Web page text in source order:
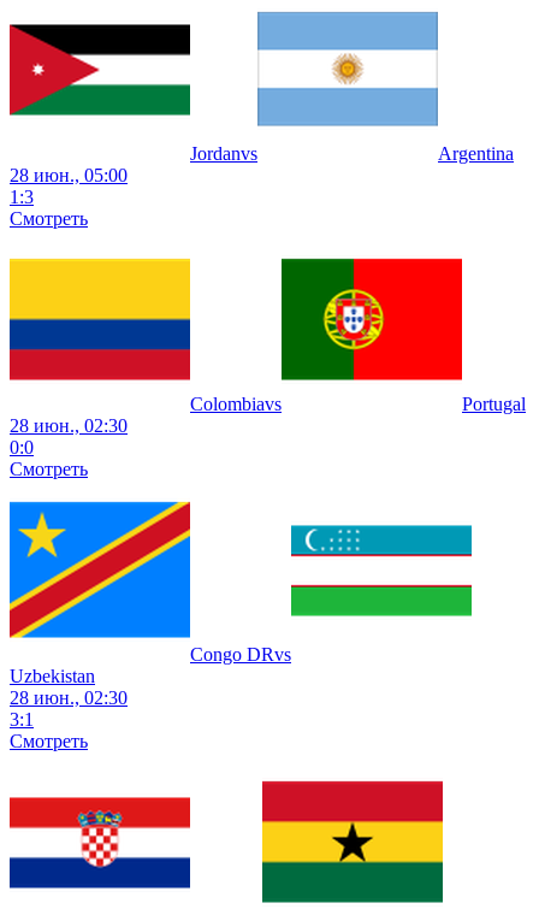
Jordanvs
Argentina
28 июн., 05:00
1:3
Смотреть
Colombiavs
Portugal
28 июн., 02:30
0:0
Смотреть
Congo DRvs
Uzbekistan
28 июн., 02:30
3:1
Смотреть